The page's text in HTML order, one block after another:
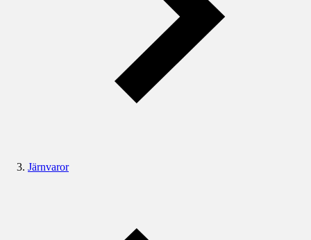
Järnvaror